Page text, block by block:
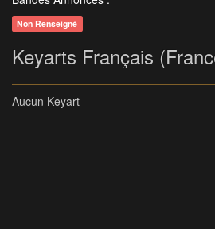
Non Renseigné
Keyarts Français
Aucun Keyart